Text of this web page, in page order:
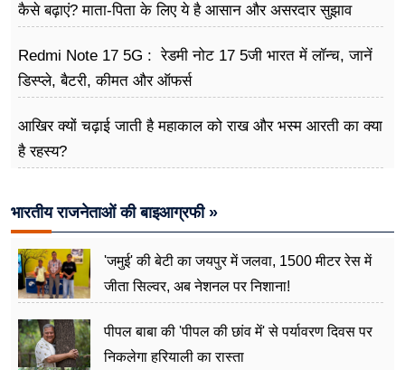
कैसे बढ़ाएं? माता-पिता के लिए ये है आसान और असरदार सुझाव
Redmi Note 17 5G : रेडमी नोट 17 5जी भारत में लॉन्च, जानें
डिस्प्ले, बैटरी, कीमत और ऑफर्स
आखिर क्यों चढ़ाई जाती है महाकाल को राख और भस्म आरती का क्या
है रहस्य?
भारतीय राजनेताओं की बाइआग्रफी »
'जमुई' की बेटी का जयपुर में जलवा, 1500 मीटर रेस में
जीता सिल्वर, अब नेशनल पर निशाना!
पीपल बाबा की 'पीपल की छांव में' से पर्यावरण दिवस पर
निकलेगा हरियाली का रास्ता